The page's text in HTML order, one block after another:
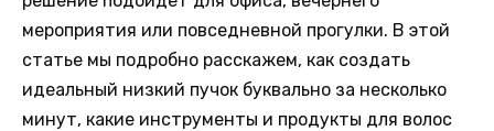
мероприятия или повседневной прогулки. В этой
статье мы подробно расскажем, как создать
идеальный низкий пучок буквально за несколько
минут, какие инструменты и продукты для волос